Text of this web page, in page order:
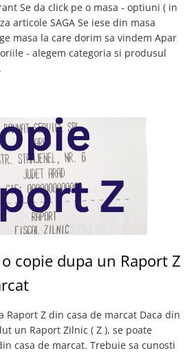
Se da click pe o masa - optiuni ( in
articole SAGA Se iese din masa
masa la care dorim sa vindem Apar
- alegem categoria si produsul
copie dupa un Raport Z
Z din casa de marcat Daca din
un Raport Zilnic ( Z ), se poate
casa de marcat. Trebuie sa cunosti